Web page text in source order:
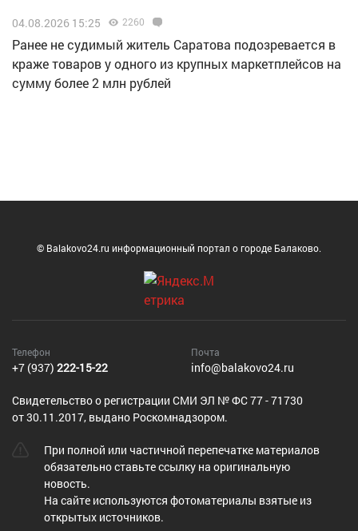
04.08.2026 15:25 2260
Ранее не судимый житель Саратова подозревается в
краже товаров у одного из крупных маркетплейсов на
сумму более 2 млн рублей
© Balakovo24.ru информационный портал о городе Балаково.
Телефон
+7 (937) 222-15-22
Почта
info@balakovo24.ru
Cвидетельство о регистрации СМИ ЭЛ № ФС 77 - 71730
от 30.11.2017, выдано Роскомнадзором.
При полной или частичной перепечатке материалов
обязательно ставьте ссылку на оригинальную
новость.
На сайте используются фотоматериалы взятые из
открытых источников.